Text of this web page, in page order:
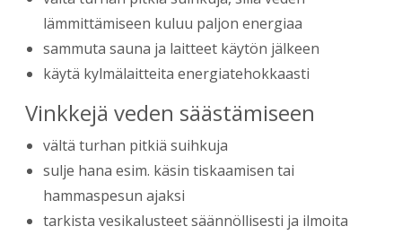
lämmittämiseen kuluu paljon energiaa
sammuta sauna ja laitteet käytön jälkeen
käytä kylmälaitteita energiatehokkaasti
Vinkkejä veden säästämiseen
vältä turhan pitkiä suihkuja
sulje hana esim. käsin tiskaamisen tai
hammaspesun ajaksi
tarkista vesikalusteet säännöllisesti ja ilmoita